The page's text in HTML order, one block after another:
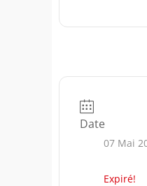
Date
07 Mai
Expiré!